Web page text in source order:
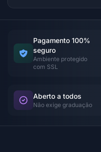
Pagamento 100%
seguro
Ambiente protegido
com SSL
Aberto a todos
Não exige graduação